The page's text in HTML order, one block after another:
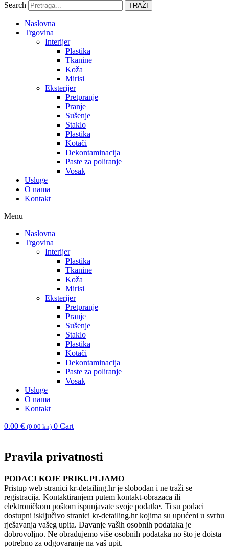
Search TRAŽI
Naslovna
Trgovina
Interijer
Plastika
Tkanine
Koža
Mirisi
Eksterijer
Pretpranje
Pranje
Sušenje
Staklo
Plastika
Kotači
Dekontaminacija
Paste za poliranje
Vosak
Usluge
O nama
Kontakt
Menu
Naslovna
Trgovina
Interijer
Plastika
Tkanine
Koža
Mirisi
Eksterijer
Pretpranje
Pranje
Sušenje
Staklo
Plastika
Kotači
Dekontaminacija
Paste za poliranje
Vosak
Usluge
O nama
Kontakt
0.00 € (0.00 kn) 0 Cart
Pravila privatnosti
PODACI KOJE PRIKUPLJAMO
Pristup web stranici kr-detailing.hr je slobodan i ne traži se
registracija. Kontaktiranjem putem kontakt-obrazaca ili
elektroničkom poštom ispunjavate svoje podatke. Ti su podaci
dostupni isključivo stranici kr-detailing.hr kojima su upućeni u svrhu
rješavanja vašeg upita. Davanje vaših osobnih podataka je
dobrovoljno. Ne obrađujemo više osobnih podataka no što je doista
potrebno za odgovaranje na vaš upit.